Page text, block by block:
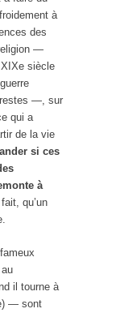
à
des
—
siècle
restes —, sur
qui a
de la vie
si ces
à
qu’un
il tourne à
— sont